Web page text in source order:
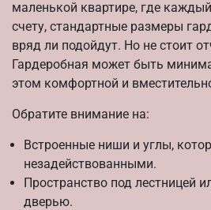
маленькой квартире, где
счету, стандартные размеры
вряд ли подойдут. Но не стоит
Гардеробная может быть
этом комфортной и
Обратите внимание на:
Встроенные ниши и углы,
незадействованными.
Пространство под лестницей
дверью.